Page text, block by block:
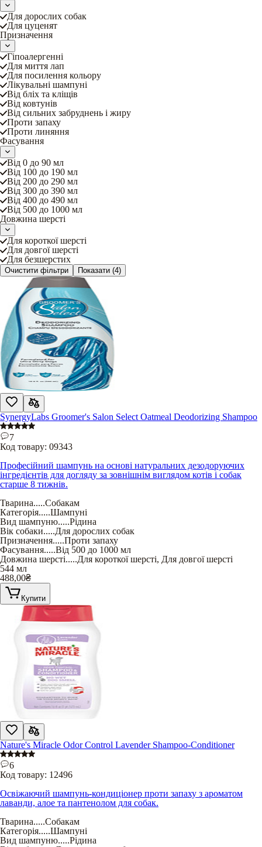
Для дорослих собак
Для цуценят
Призначення
Гіпоалергенні
Для миття лап
Для посилення кольору
Лікувальні шампуні
Від бліх та кліщів
Від ковтунів
Від сильних забруднень і жиру
Проти запаху
Проти линяння
Фасування
Від 0 до 90 мл
Від 100 до 190 мл
Від 200 до 290 мл
Від 300 до 390 мл
Від 400 до 490 мл
Від 500 до 1000 мл
Довжина шерсті
Для короткої шерсті
Для довгої шерсті
Для безшерстих
Очистити фільтри Показати (4)
SynergyLabs Groomer's Salon Select Oatmeal Deodorizing Shampoo
7
Код товару: 09343
Професійний шампунь на основі натуральних дезодоруючих
інгредієнтів для догляду за зовнішнім виглядом котів і собак
старше 8 тижнів.
Тварина.....Собакам
Категорія.....Шампуні
Вид шампуню.....Рідина
Вік собаки.....Для дорослих собак
Призначення.....Проти запаху
Фасування.....Від 500 до 1000 мл
Довжина шерсті.....Для короткої шерсті, Для довгої шерсті
544 мл
488,00₴
Купити
Nature's Miracle Odor Control Lavender Shampoo-Conditioner
6
Код товару: 12496
Освіжаючий шампунь-кондиціонер проти запаху з ароматом
лаванди, алое та пантенолом для собак.
Тварина.....Собакам
Категорія.....Шампуні
Вид шампуню.....Рідина